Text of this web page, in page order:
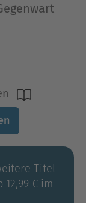
Titel
€ im